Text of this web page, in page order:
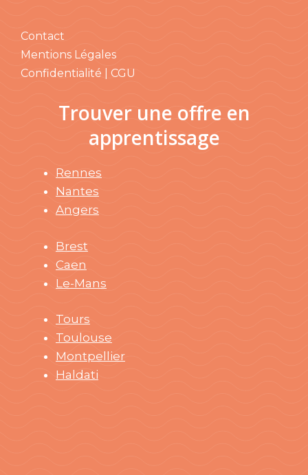
Contact
Mentions Légales
Confidentialité | CGU
Trouver une offre en
apprentissage
Rennes
Nantes
Angers
Brest
Caen
Le-Mans
Tours
Toulouse
Montpellier
Haldati